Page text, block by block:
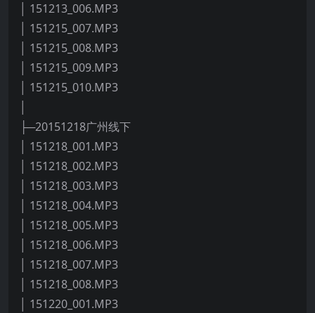
│ 151213_006.MP3
│ 151215_007.MP3
│ 151215_008.MP3
│ 151215_009.MP3
│ 151215_010.MP3
├─20151218广州线下
│ 151218_001.MP3
│ 151218_002.MP3
│ 151218_003.MP3
│ 151218_004.MP3
│ 151218_005.MP3
│ 151218_006.MP3
│ 151218_007.MP3
│ 151218_008.MP3
│ 151220_001.MP3